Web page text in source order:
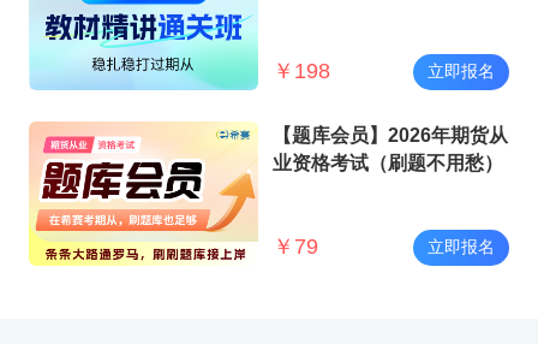
￥ 198 立即报名
【题库会员】2026年期货从
业资格考试（刷题不用愁）
￥ 79 立即报名